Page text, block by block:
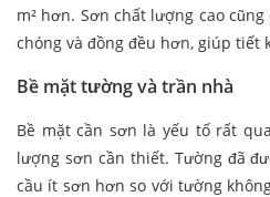
m² hơn. Sơn chất lượng cao
chóng và đồng đều hơn, giúp tiết
Bề mặt tường và trần nhà
Bề mặt cần sơn là yếu tố rất
lượng sơn cần thiết. Tường đã
cầu ít sơn hơn so với tường